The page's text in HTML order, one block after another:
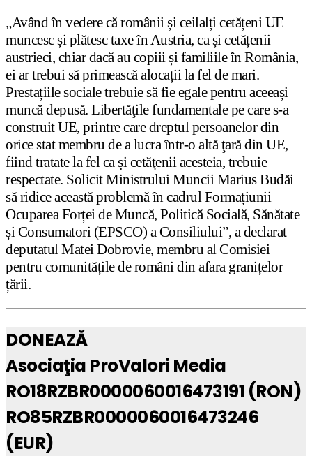
„Având în vedere că românii și ceilalți cetățeni UE
muncesc și plătesc taxe în Austria, ca și cetățenii
austrieci, chiar dacă au copiii și familiile în România,
ei ar trebui să primească alocații la fel de mari.
Prestațiile sociale trebuie să fie egale pentru aceeași
muncă depusă. Libertăţile fundamentale pe care s-a
construit UE, printre care dreptul persoanelor din
orice stat membru de a lucra într-o altă ţară din UE,
fiind tratate la fel ca şi cetăţenii acesteia, trebuie
respectate. Solicit Ministrului Muncii Marius Budăi
să ridice această problemă în cadrul Formațiunii
Ocuparea Forței de Muncă, Politică Socială, Sănătate
și Consumatori (EPSCO) a Consiliului”, a declarat
deputatul Matei Dobrovie, membru al Comisiei
pentru comunitățile de români din afara granițelor
țării.
DONEAZĂ
Asociaţia ProValori Media
RO18RZBR0000060016473191 (RON)
RO85RZBR0000060016473246
(EUR)